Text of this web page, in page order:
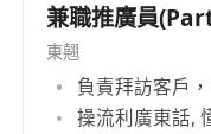
兼職推廣員
東翹
負責拜訪客戶
操流利廣東話,